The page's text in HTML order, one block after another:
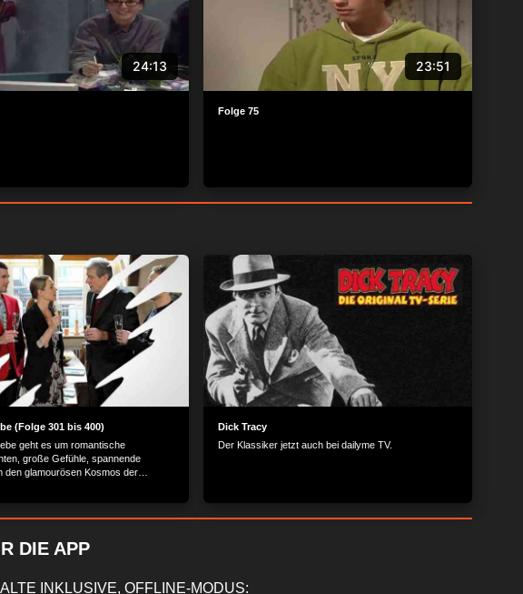
24:13 23:51
Folge 75
(Folge 301 bis 400)
geht es um romantische
große Gefühle, spannende
den glamourösen Kosmos der
Dick Tracy
Der Klassiker jetzt auch bei dailyme TV.
DIE APP
INKLUSIVE, OFFLINE-MODUS: